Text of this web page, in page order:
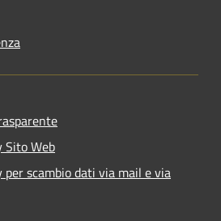
Sito Web
scambio dati via mail e via